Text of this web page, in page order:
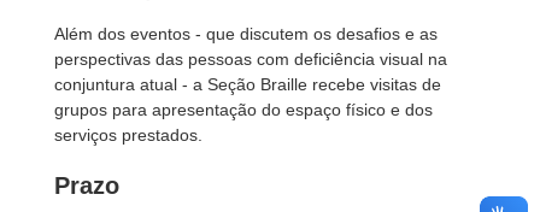
Além dos eventos - que discutem os desafios e as
perspectivas das pessoas com deficiência visual na
conjuntura atual - a Seção Braille recebe visitas de
grupos para apresentação do espaço físico e dos
serviços prestados.
Prazo